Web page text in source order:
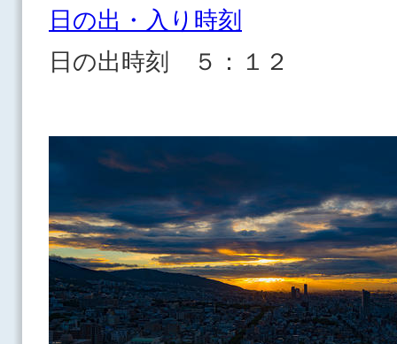
日の出・入り時刻
日の出時刻 ５：１２